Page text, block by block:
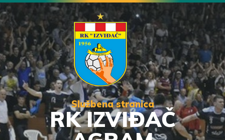
Službena stranica
RK IZVIĐAČ